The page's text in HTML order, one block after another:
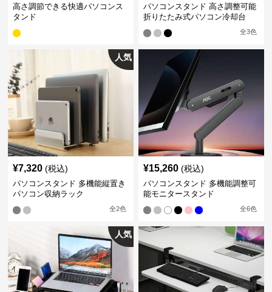
高さ調節できる快適パソコンス
タンド
パソコンスタンド 高さ調整可能
折りたたみ式パソコン冷却台
全3色
人気
¥7,320 (税込)
パソコンスタンド 多機能縦置き
パソコン収納ラック
全2色
¥15,260 (税込)
パソコンスタンド 多機能調整可
能モニタースタンド
全6色
人気